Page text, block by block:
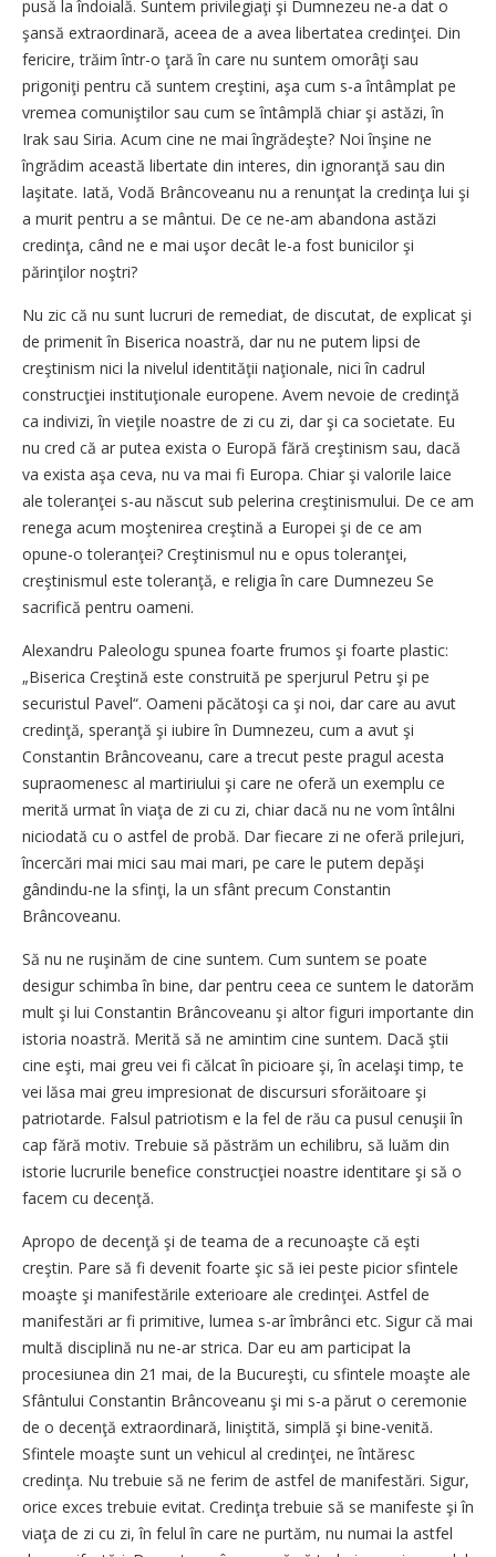
pusă la îndoială. Suntem privilegiaţi şi Dumnezeu ne-a dat o
şansă extraordinară, aceea de a avea libertatea credinţei. Din
fericire, trăim într-o ţară în care nu suntem omorâţi sau
prigoniţi pentru că suntem creştini, aşa cum s-a întâmplat pe
vremea comuniştilor sau cum se întâmplă chiar şi astăzi, în
Irak sau Siria. Acum cine ne mai îngrădeşte? Noi înşine ne
îngrădim această libertate din interes, din ignoranţă sau din
laşitate. Iată, Vodă Brâncoveanu nu a renunţat la credinţa lui şi
a murit pentru a se mântui. De ce ne-am abandona astăzi
credinţa, când ne e mai uşor decât le-a fost bunicilor şi
părinţilor noştri?
Nu zic că nu sunt lucruri de remediat, de discutat, de explicat şi
de primenit în Biserica noastră, dar nu ne putem lipsi de
creştinism nici la nivelul identităţii naţionale, nici în cadrul
construcţiei instituţionale europene. Avem nevoie de credinţă
ca indivizi, în vieţile noastre de zi cu zi, dar şi ca societate. Eu
nu cred că ar putea exista o Europă fără creştinism sau, dacă
va exista aşa ceva, nu va mai fi Europa. Chiar şi valorile laice
ale toleranţei s-au născut sub pelerina creştinismului. De ce am
renega acum moştenirea creştină a Europei şi de ce am
opune-o toleranţei? Creştinismul nu e opus toleranţei,
creştinismul este toleranţă, e religia în care Dumnezeu Se
sacrifică pentru oameni.
Alexandru Paleologu spunea foarte frumos şi foarte plastic:
„Biserica Creştină este construită pe sperjurul Petru şi pe
securistul Pavel“. Oameni păcătoşi ca şi noi, dar care au avut
credinţă, speranţă şi iubire în Dumnezeu, cum a avut şi
Constantin Brâncoveanu, care a trecut peste pragul acesta
supraomenesc al martiriului şi care ne oferă un exemplu ce
merită urmat în viaţa de zi cu zi, chiar dacă nu ne vom întâlni
niciodată cu o astfel de probă. Dar fiecare zi ne oferă prilejuri,
încercări mai mici sau mai mari, pe care le putem depăşi
gândindu-ne la sfinţi, la un sfânt precum Constantin
Brâncoveanu.
Să nu ne ruşinăm de cine suntem. Cum suntem se poate
desigur schimba în bine, dar pentru ceea ce suntem le datorăm
mult şi lui Constantin Brâncoveanu şi altor figuri importante din
istoria noastră. Merită să ne amintim cine suntem. Dacă ştii
cine eşti, mai greu vei fi călcat în picioare şi, în acelaşi timp, te
vei lăsa mai greu impresionat de discursuri sforăitoare şi
patriotarde. Falsul patriotism e la fel de rău ca pusul cenuşii în
cap fără motiv. Trebuie să păstrăm un echilibru, să luăm din
istorie lucrurile benefice construcţiei noastre identitare şi să o
facem cu decenţă.
Apropo de decenţă şi de teama de a recunoaşte că eşti
creştin. Pare să fi devenit foarte şic să iei peste picior sfintele
moaşte şi manifestările exterioare ale credinţei. Astfel de
manifestări ar fi primitive, lumea s-ar îmbrânci etc. Sigur că mai
multă disciplină nu ne-ar strica. Dar eu am participat la
procesiunea din 21 mai, de la Bucureşti, cu sfintele moaşte ale
Sfântului Constantin Brâncoveanu şi mi s-a părut o ceremonie
de o decenţă extraordinară, liniştită, simplă şi bine-venită.
Sfintele moaşte sunt un vehicul al credinţei, ne întăresc
credinţa. Nu trebuie să ne ferim de astfel de manifestări. Sigur,
orice exces trebuie evitat. Credinţa trebuie să se manifeste şi în
viaţa de zi cu zi, în felul în care ne purtăm, nu numai la astfel